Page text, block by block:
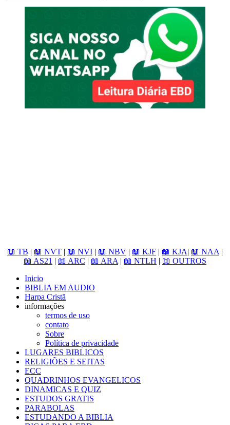
📖 TB | 📖 NVT | 📖 NVI | 📖 NBV | 📖 KJF | 📖 KJA| 📖 NAA |
📖 AS21 | 📖 ARC | 📖 ARA | 📖 NTLH | 📖 OUTROS
Inicio
BIBLIA EM AUDIO
Harpa Cristã
informações
termos de uso
contato
Sobre
Política de privacidade
LUGARES BIBLICOS
RELIGIÕES E SEITAS
ECC
QUADRINHOS EVANGELICOS
DINAMICAS E QUIZ
ESTUDOS GRATIS
PARABOLAS
ESTUDANDO A BIBLIA